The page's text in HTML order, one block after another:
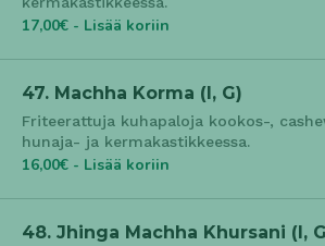
17,00€ - Lisää koriin
47. Machha Korma (l, G)
Friteerattuja kuhapaloja kookos-,
hunaja- ja kermakastikkeessa.
16,00€ - Lisää koriin
48. Jhinga Machha Khursani (l,